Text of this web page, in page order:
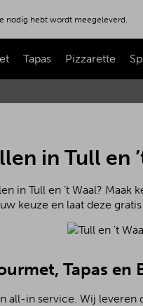
nodig hebt wordt meegeleverd.
Tapas Pizzarette
in Tull en
in Tull en ’t Waal?
keuze en laat deze
Tapas
all-in service. Wij leveren